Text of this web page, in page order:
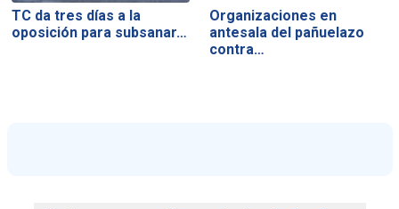
TC da tres días a la
oposición para subsanar…
Organizaciones en
antesala del pañuelazo
contra…